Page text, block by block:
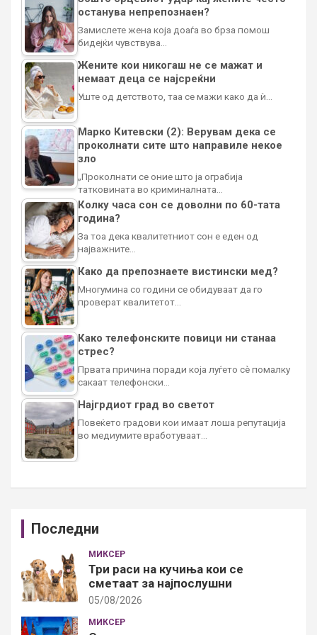
останува непрепознаен?
Замислете жена која доаѓа во брза помош
бидејќи чувствува…
Жените кои никогаш не се мажат и
немаат деца се најсреќни
Уште од детството, таа се мажи како да ѝ…
Марко Китевски (2): Верувам дека се
проколнати сите што направиле некое
зло
„Проколнати се оние што ја ограбија
татковината во криминалната…
Колку часа сон се доволни по 60-тата
година?
За тоа дека квалитетниот сон е еден од
најважните…
Како да препознаете вистински мед?
Многумина со години се обидуваат да го
проверат квалитетот…
Како телефонските повици ни станаа
стрес?
Првата причина поради која луѓето сè помалку
сакаат телефонски…
Најгрдиот град во светот
Повеќето градови кои имаат лоша репутација
во медиумите вработуваат…
Последни
МИКСЕР
Три раси на кучиња кои се
сметаат за најпослушни
05/08/2026
МИКСЕР